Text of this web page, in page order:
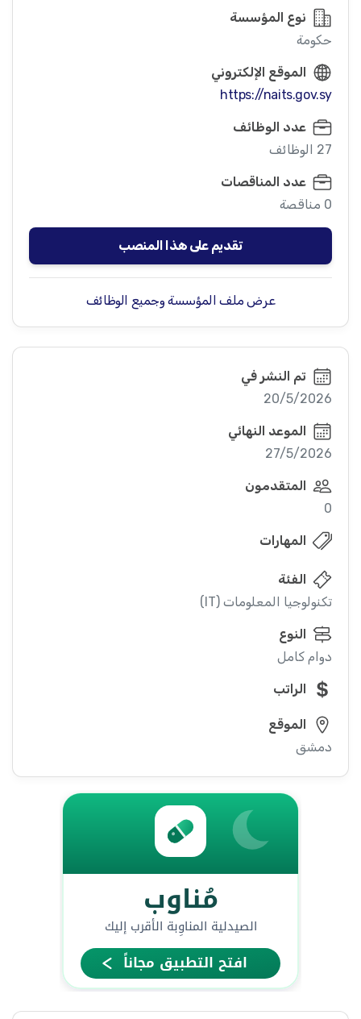
نوع المؤسسة
حكومة
الموقع الإلكتروني
https://naits.gov.sy
عدد الوظائف
27 الوظائف
عدد المناقصات
0 مناقصة
تقديم على هذا المنصب
عرض ملف المؤسسة وجميع الوظائف
تم النشر في
20/5/2026
الموعد النهائي
27/5/2026
المتقدمون
0
المهارات
الفئة
تكنولوجيا المعلومات (IT)
النوع
دوام كامل
الراتب
الموقع
دمشق